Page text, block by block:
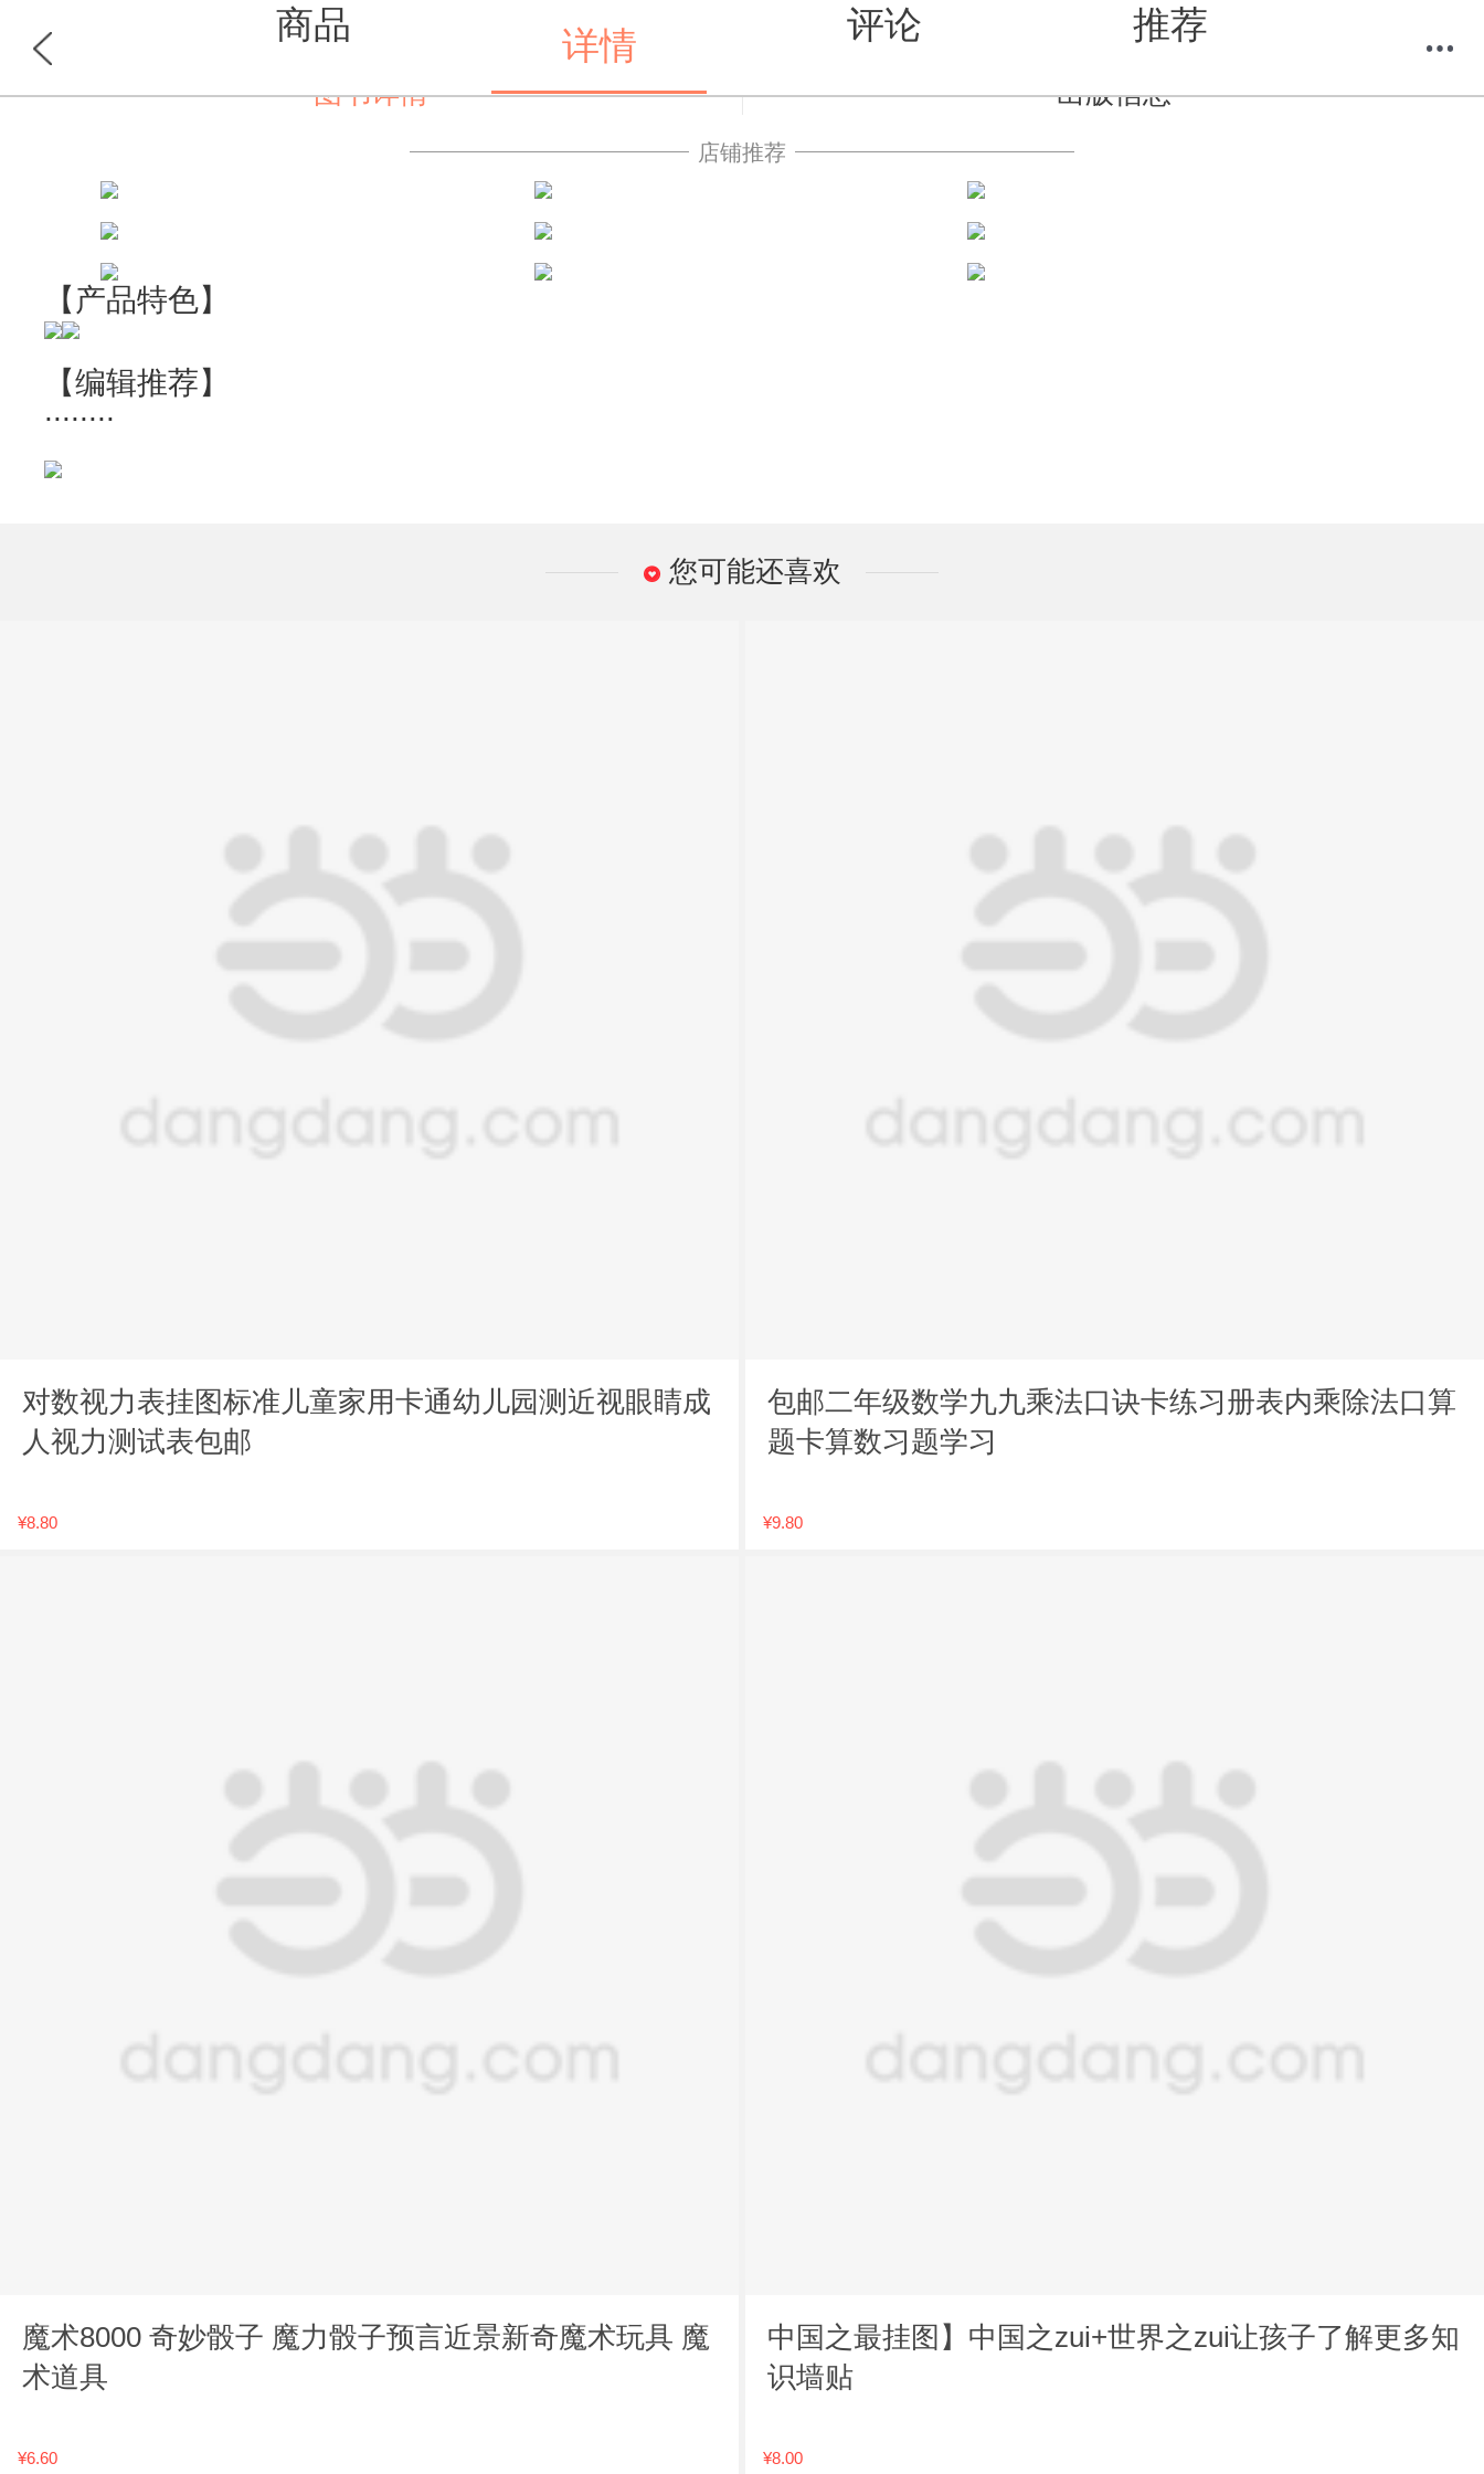
商品 详情 评论 推荐
图书详情 出版信息
店铺推荐
【产品特色】
【编辑推荐】
........
您可能还喜欢
对数视力表挂图标准儿童家用卡通幼儿园测近视眼睛成
人视力测试表包邮
¥8.80
包邮二年级数学九九乘法口诀卡练习册表内乘除法口算
题卡算数习题学习
¥9.80
魔术8000 奇妙骰子 魔力骰子预言近景新奇魔术玩具 魔
术道具
¥6.60
中国之最挂图】中国之zui+世界之zui让孩子了解更多知
识墙贴
¥8.00